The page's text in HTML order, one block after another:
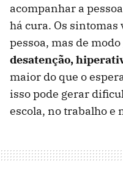
acompanhar a
há cura. Os sintomas
pessoa, mas de
desatenção,
maior do que o
isso pode gerar
escola, no trabalho e